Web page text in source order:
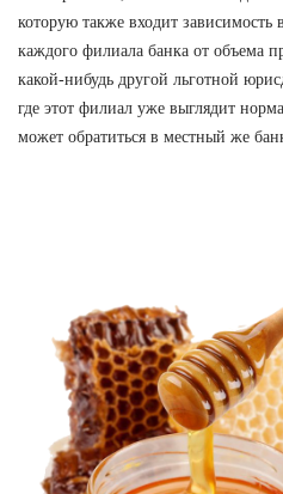
которую также входит зависимость
каждого филиала банка от объема
какой-нибудь другой льготной
где этот филиал уже выглядит
может обратиться в местный же